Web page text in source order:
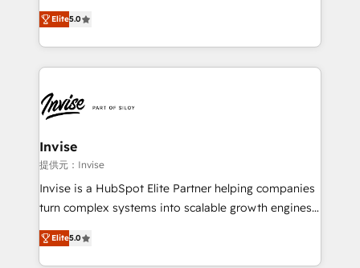
brings us to our mission; to effectively guide as
much Benelux companies as possible to be
clients have the same needs, Quattro offer a
bespoke approach for every client. Services include
business growth strategies, sales enablement, CRM
set-up, Migrations, Integrations, Enterprise level
Ops Hub Software, inbound marketing strategy,
content strategies, branding, HubSpot CMS,
bespoke web apps and growth driven design
websites. Experienced in helping Global B2B
Manufacturers, Fintech, Professional Services, IT and
SaaS industries.
Elite5.0
Invise
提供元：Invise
Invise is a HubSpot Elite Partner helping companies
turn complex systems into scalable growth engines.
We combine strategy, technology and change
management to drive measurable results. As part of
Elite5.0